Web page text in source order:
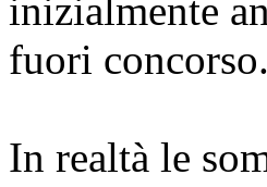
inizialmente
fuori concorso.
In realtà le